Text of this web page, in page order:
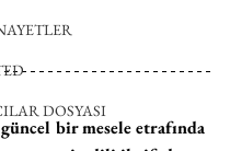
DOSYASI
bir mesele etrafında